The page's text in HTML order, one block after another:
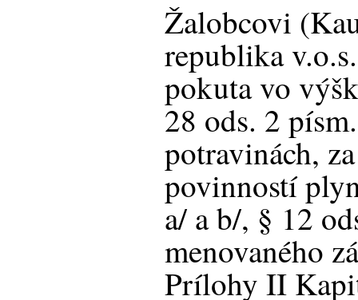
Žalobcovi
republika
pokuta vo
28 ods. 2
potravinách,
povinností
a/ a b/, § 12
menovaného
Prílohy II